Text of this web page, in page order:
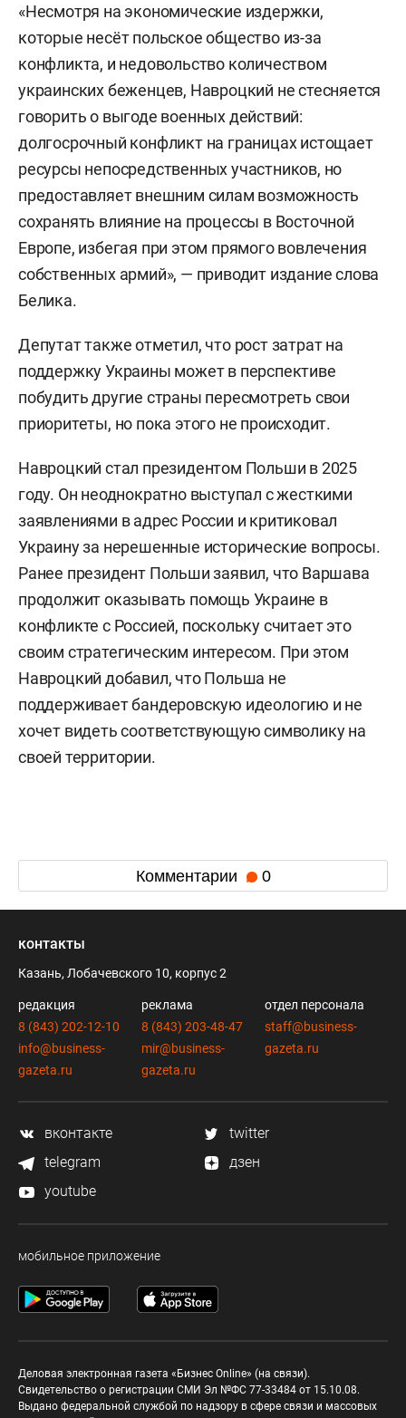
«Несмотря на экономические издержки,
которые несёт польское общество из-за
конфликта, и недовольство количеством
украинских беженцев, Навроцкий не стесняется
говорить о выгоде военных действий:
долгосрочный конфликт на границах истощает
ресурсы непосредственных участников, но
предоставляет внешним силам возможность
сохранять влияние на процессы в Восточной
Европе, избегая при этом прямого вовлечения
собственных армий», — приводит издание слова
Белика.
Депутат также отметил, что рост затрат на
поддержку Украины может в перспективе
побудить другие страны пересмотреть свои
приоритеты, но пока этого не происходит.
Навроцкий стал президентом Польши в 2025
году. Он неоднократно выступал с жесткими
заявлениями в адрес России и критиковал
Украину за нерешенные исторические вопросы.
Ранее президент Польши заявил, что Варшава
продолжит оказывать помощь Украине в
конфликте с Россией, поскольку считает это
своим стратегическим интересом. При этом
Навроцкий добавил, что Польша не
поддерживает бандеровскую идеологию и не
хочет видеть соответствующую символику на
своей территории.
Комментарии 0
контакты
Казань, Лобачевского 10, корпус 2
редакция
8 (843) 202-12-10
info@business-
gazeta.ru
реклама
8 (843) 203-48-47
mir@business-
gazeta.ru
отдел персонала
staff@business-
gazeta.ru
вконтакте
twitter
telegram
дзен
youtube
мобильное приложение
Деловая электронная газета «Бизнес Online» (на связи).
Свидетельство о регистрации СМИ Эл №ФС 77-33484 от 15.10.08.
Выдано федеральной службой по надзору в сфере связи и массовых